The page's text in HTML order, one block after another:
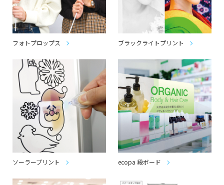
フォトプロップス ブラックライトプリント
ソーラープリント ecopa 段ボード